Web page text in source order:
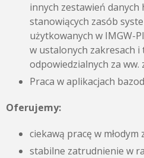
innych zestawień danych
stanowiących zasób
użytkowanych w IMGW-
w ustalonych zakresach
odpowiedzialnych za ww.
Praca w aplikacjach
Oferujemy:
ciekawą pracę w młodym
stabilne zatrudnienie w